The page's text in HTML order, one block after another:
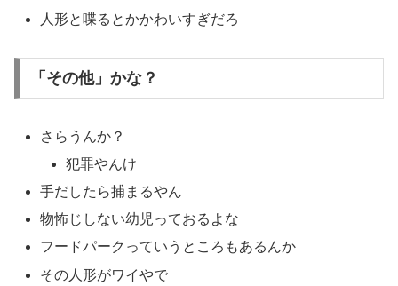
人形と喋るとかかわいすぎだろ
「その他」かな？
さらうんか？
犯罪やんけ
手だしたら捕まるやん
物怖じしない幼児っておるよな
フードパークっていうところもあるんか
その人形がワイやで